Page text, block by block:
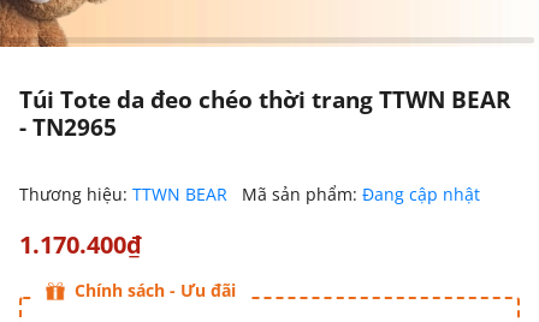
Túi Tote da đeo chéo thời trang TTWN BEAR
- TN2965
Thương hiệu: TTWN BEAR Mã sản phẩm: Đang cập nhật
1.170.400₫
Chính sách - Ưu đãi